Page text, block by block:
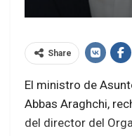
Share
El ministro de
Abbas Araghchi,
del director del